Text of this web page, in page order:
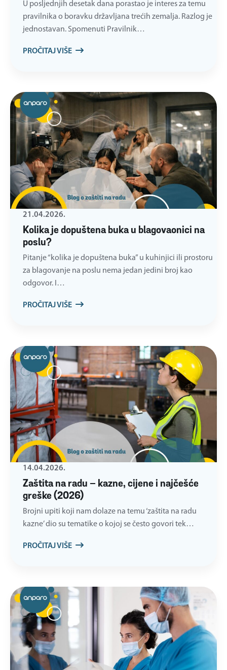
U posljednjih desetak dana porastao je interes za temu
pravilnika o boravku državljana trećih zemalja. Razlog je
jednostavan. Spomenuti Pravilnik…
PROČITAJ VIŠE
Kolika je dopuštena buka u blagovaonici na
poslu?
21.04.2026.
Pitanje “kolika je dopuštena buka” u kuhinjici ili prostoru
za blagovanje na poslu nema jedan jedini broj kao
odgovor. I…
PROČITAJ VIŠE
Zaštita na radu – kazne, cijene i najčešće
greške (2026)
14.04.2026.
Brojni upiti koji nam dolaze na temu ‘zaštita na radu
kazne’ dio su tematike o kojoj se često govori tek…
PROČITAJ VIŠE